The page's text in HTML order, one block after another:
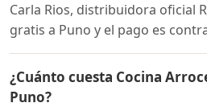
Carla Rios, distribuidora oficial
gratis a Puno y el pago es
¿Cuánto cuesta Cocina
Puno?